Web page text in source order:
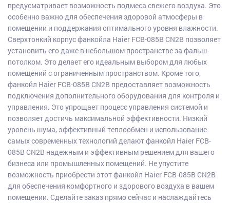
предусматривает возможность подмеса свежего воздуха. Это
особенно важно для обеспечения здоровой атмосферы в
помещении и поддержания оптимального уровня влажности.
Сверхтонкий корпус фанкойла Haier FCB-085B CN2B позволяет
установить его даже в небольшом пространстве за фальш-
потолком. Это делает его идеальным выбором для любых
помещений с ограниченным пространством. Кроме того,
фанкойл Haier FCB-085B CN2B предоставляет возможность
подключения дополнительного оборудования для контроля и
управления. Это упрощает процесс управления системой и
позволяет достичь максимальной эффективности. Низкий
уровень шума, эффективный теплообмен и использование
самых современных технологий делают фанкойл Haier FCB-
085B CN2B надежным и эффективным решением для вашего
бизнеса или промышленных помещений. Не упустите
возможность приобрести этот фанкойл Haier FCB-085B CN2B
для обеспечения комфортного и здорового воздуха в вашем
помещении. Сделайте заказ прямо сейчас и наслаждайтесь